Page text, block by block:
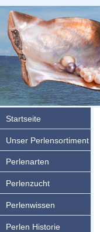
Startseite
Unser Perlensortiment
Perlenarten
Perlenzucht
Perlenwissen
Perlen Historie